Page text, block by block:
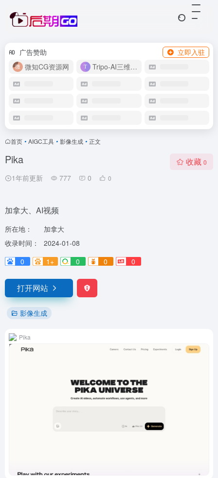
广告赞助
立即入驻
微知CG资源网
Tripo-AI三维模型
首页 • AIGC工具 • 影像生成 • 正文
Pika
1年前更新 777 0 0
收藏 0
加拿大、AI视频
所在地：
加拿大
收录时间：
2024-01-08
0
1+ 0 0 0
打开网站
影像生成
Pika